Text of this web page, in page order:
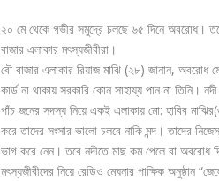
২০ মে থেকে গভীর সমুদ্রে চলছে ৬৫ দিনে অবরোধ।
বাজার এলাকার মৎস্যজীবীরা।
বৌ বাজার এলাকার রিয়াজ মাঝি (২৮) জানান, অবরোধ
কার্ড না থাকায় সরকারি কোন সাহায্য পান না তিনি।
পাঁচ জনের সদস্য নিয়ে একই এলাকায় মো: হাবিব
করে তাদের সংসার ভালো চলবে নাকি মন্দ। তাদের
ভাগ করে নেন। তবে নদীতে মাছ কম পেলে বা অবরোধ
মৎস্যজীবীদের নিয়ে রেডিও মেঘনার পাক্ষিক